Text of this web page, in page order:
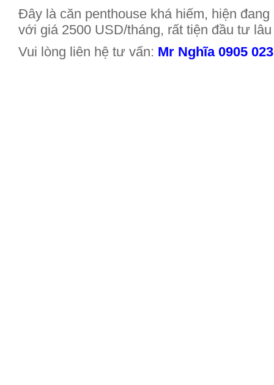
Đây là căn penthouse khá hiếm, hiện đang
với giá 2500 USD/tháng, rất tiện đầu tư
Vui lòng liên hệ tư vấn: Mr Nghĩa 0905